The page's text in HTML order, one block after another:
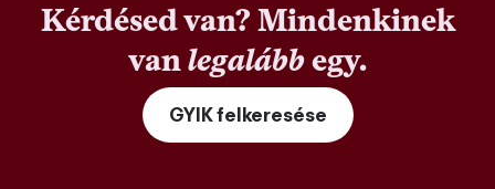
Kérdésed van? Mindenkinek
vanlegalábbegy.
GYIK felkeresése